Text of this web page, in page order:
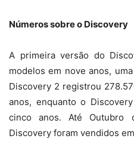
Números sobre o Discovery
A primeira versão do
modelos em nove anos,
Discovery 2 registrou
anos, enquanto o
cinco anos. Até Outubro
Discovery foram vendidos